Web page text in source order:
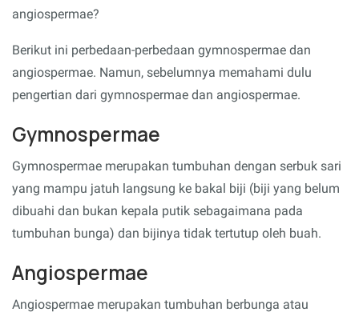
angiospermae?
Berikut ini perbedaan-perbedaan gymnospermae dan
angiospermae. Namun, sebelumnya memahami dulu
pengertian dari gymnospermae dan angiospermae.
Gymnospermae
Gymnospermae merupakan tumbuhan dengan serbuk sari
yang mampu jatuh langsung ke bakal biji (biji yang belum
dibuahi dan bukan kepala putik sebagaimana pada
tumbuhan bunga) dan bijinya tidak tertutup oleh buah.
Angiospermae
Angiospermae merupakan tumbuhan berbunga atau